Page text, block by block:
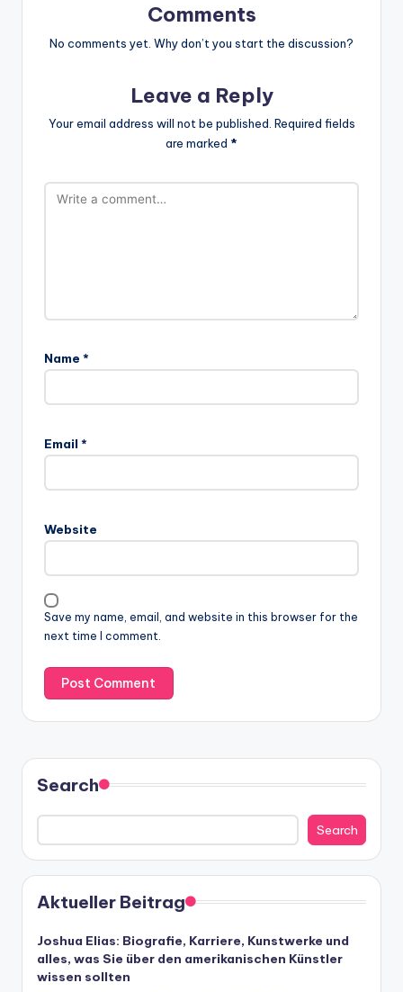
Comments
No comments yet. Why don’t you start the discussion?
Leave a Reply
Your email address will not be published. Required fields
are marked *
Name *
Email *
Website
Save my name, email, and website in this browser for the
next time I comment.
Search
Search
Aktueller Beitrag
Joshua Elias: Biografie, Karriere, Kunstwerke und
alles, was Sie über den amerikanischen Künstler
wissen sollten